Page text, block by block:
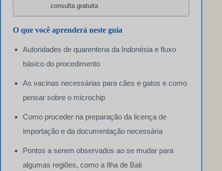
consulta gratuita
O que você aprenderá neste guia
Autoridades de quarentena da Indonésia e fluxo
básico do procedimento
As vacinas necessárias para cães e gatos e como
pensar sobre o microchip
Como proceder na preparação da licença de
importação e da documentação necessária
Pontos a serem observados ao se mudar para
algumas regiões, como a Ilha de Bali